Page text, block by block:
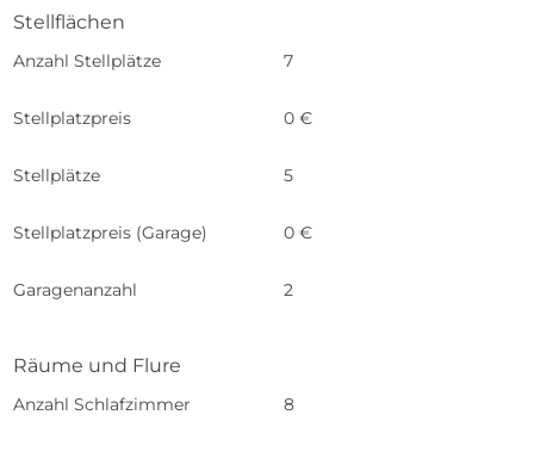
Stellflächen
Anzahl Stellplätze 7
Stellplatzpreis 0 €
Stellplätze 5
Stellplatzpreis (Garage) 0 €
Garagenanzahl 2
Räume und Flure
Anzahl Schlafzimmer 8